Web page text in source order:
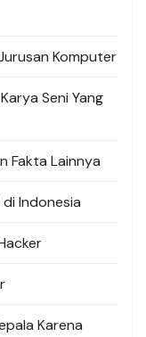
Komputer
Seni Yang
Fakta Lainnya
Indonesia
Karena